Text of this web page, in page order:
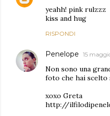
yeahh! pink rulzzz
kiss and hug
RISPONDI
Penelope 15
Non sono una
foto che hai scelto
xoxo Greta
http://